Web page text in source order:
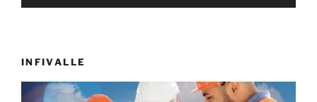
INFIVALLE